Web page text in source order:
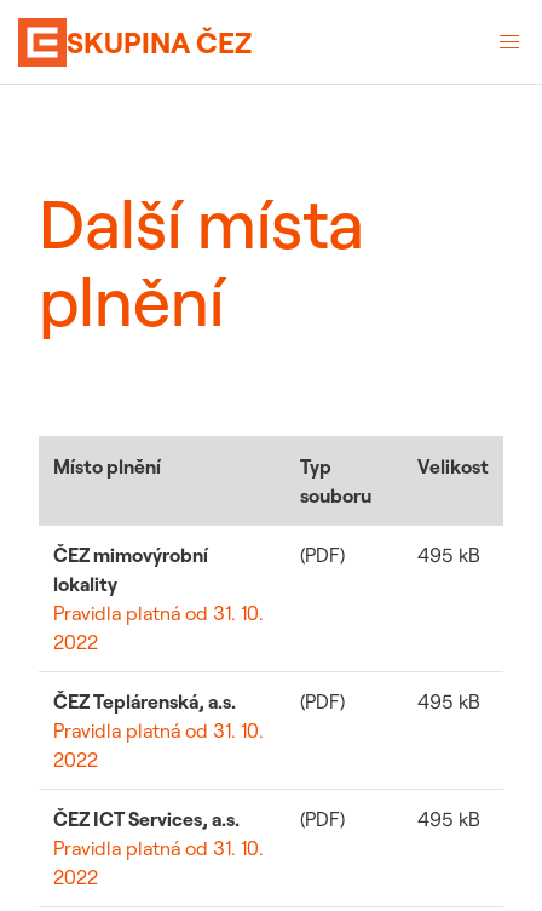
SKUPINA ČEZ
Další místa
plnění
Místo plnění
Typ
souboru
Velikost
ČEZ mimovýrobní
lokality
Pravidla platná od 31. 10.
2022
(PDF) 495 kB
ČEZ Teplárenská, a.s.
Pravidla platná od 31. 10.
2022
(PDF) 495 kB
ČEZ ICT Services, a.s.
Pravidla platná od 31. 10.
2022
(PDF) 495 kB